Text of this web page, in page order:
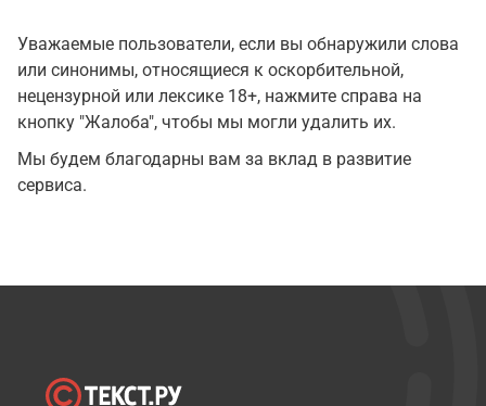
Уважаемые пользователи, если вы обнаружили слова
или синонимы, относящиеся к оскорбительной,
нецензурной или лексике 18+, нажмите справа на
кнопку "Жалоба", чтобы мы могли удалить их.
Мы будем благодарны вам за вклад в развитие
сервиса.